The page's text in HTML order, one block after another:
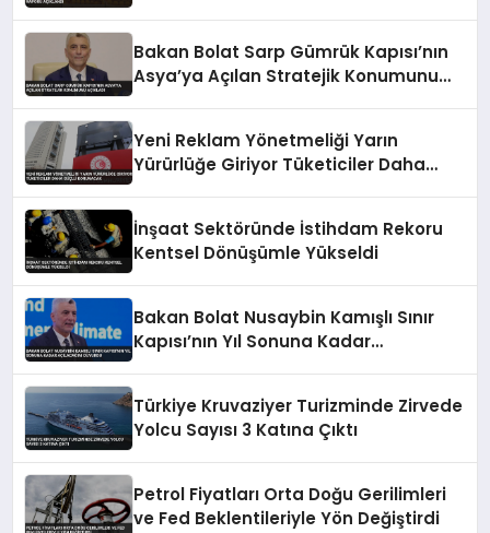
Bakan Bolat Sarp Gümrük Kapısı’nın
Asya’ya Açılan Stratejik Konumunu
Yeni Reklam Yönetmeliği Yarın
Yürürlüğe Giriyor Tüketiciler Daha
İnşaat Sektöründe İstihdam Rekoru
Kentsel Dönüşümle Yükseldi
Bakan Bolat Nusaybin Kamışlı Sınır
Kapısı’nın Yıl Sonuna Kadar
Türkiye Kruvaziyer Turizminde Zirvede
Yolcu Sayısı 3 Katına Çıktı
Petrol Fiyatları Orta Doğu Gerilimleri
ve Fed Beklentileriyle Yön Değiştirdi